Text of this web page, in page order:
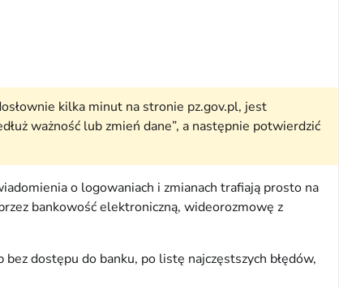
kilka minut na stronie pz.gov.pl, jest
ważność lub zmień dane”, a następnie potwierdzić
o logowaniach i zmianach trafiają prosto na
bankowość elektroniczną, wideorozmowę z
dostępu do banku, po listę najczęstszych błędów,